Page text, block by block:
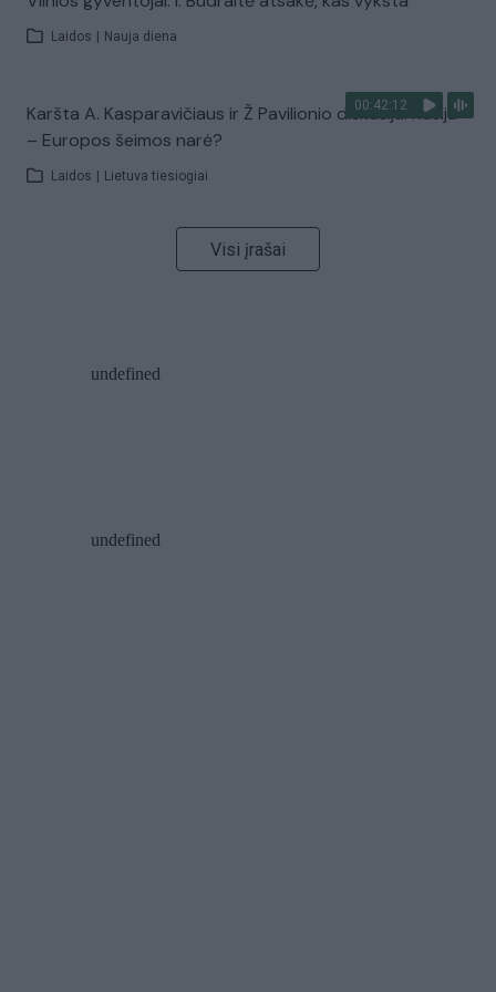
Laidos Nauja diena
00:42:12
Karšta A. Kasparavičiaus ir Ž Pavilionio diskusija: Rusija
– Europos šeimos narė?
Laidos Lietuva tiesiogiai
Visi įrašai